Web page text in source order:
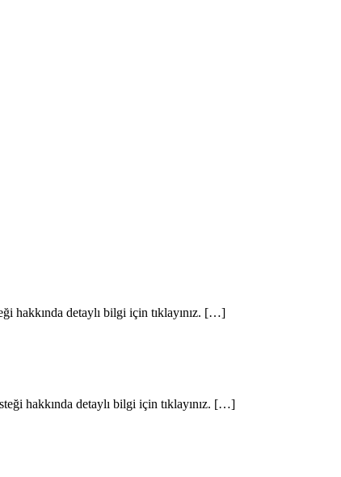
hakkında detaylı bilgi için tıklayınız. […]
hakkında detaylı bilgi için tıklayınız. […]